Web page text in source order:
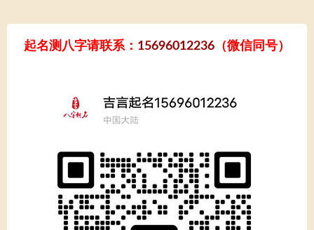
起名测八字请联系： 15696012236 （微信同号）